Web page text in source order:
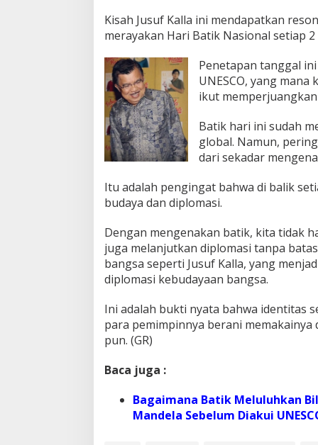
Kisah Jusuf Kalla ini mendapatkan
merayakan Hari Batik Nasional setiap
Penetapan tanggal
UNESCO, yang
ikut
Batik hari ini sudah
global. Namun,
dari sekadar
Itu adalah pengingat bahwa di balik
budaya dan diplomasi.
Dengan mengenakan batik, kita tidak
juga melanjutkan diplomasi tanpa
bangsa seperti Jusuf Kalla, yang
diplomasi kebudayaan bangsa.
Ini adalah bukti nyata bahwa identitas
para pemimpinnya berani
pun. (GR)
Baca juga :
Bagaimana Batik Meluluhkan
Mandela Sebelum Diakui